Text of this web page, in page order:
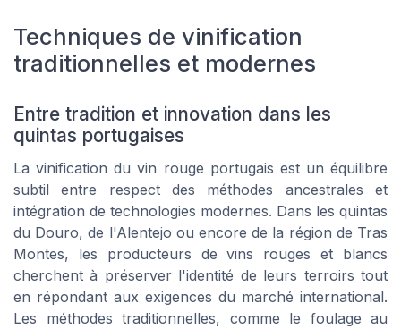
Techniques de vinification
traditionnelles et modernes
Entre tradition et innovation dans les
quintas portugaises
La vinification du vin rouge portugais est un équilibre
subtil entre respect des méthodes ancestrales et
intégration de technologies modernes. Dans les quintas
du Douro, de l'Alentejo ou encore de la région de Tras
Montes, les producteurs de vins rouges et blancs
cherchent à préserver l'identité de leurs terroirs tout
en répondant aux exigences du marché international.
Les méthodes traditionnelles, comme le foulage au